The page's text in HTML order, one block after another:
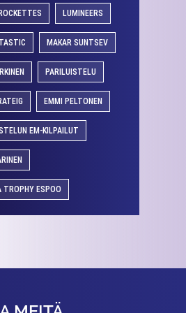
LUMINEERS
MAKAR SUNTSEV
PARILUISTELU
EMMI PELTONEN
EM-KILPAILUT
TROPHY ESPOO